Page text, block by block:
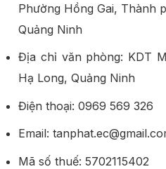
Phường Hồng Gai, Thành
Quảng Ninh
Địa chỉ văn phòng: KDT
Hạ Long, Quảng Ninh
Điện thoại: 0969 569 326
Email:
Mã số thuế: 5702115402